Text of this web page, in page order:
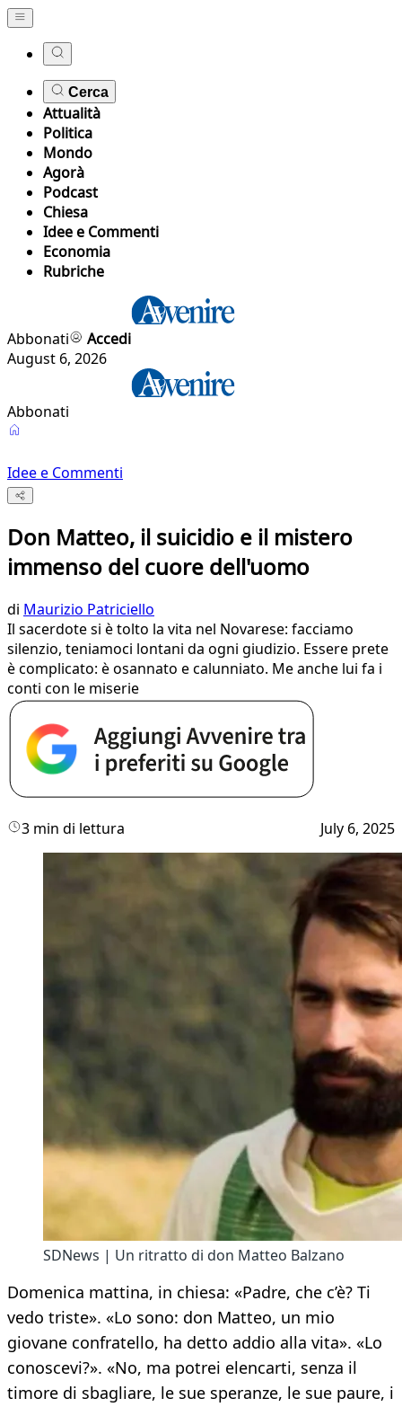
Cerca
Attualità
Politica
Mondo
Agorà
Podcast
Chiesa
Idee e Commenti
Economia
Rubriche
Abbonati
Accedi
August 6, 2026
Abbonati
Idee e Commenti
Don Matteo, il suicidio e il mistero
immenso del cuore dell'uomo
di Maurizio Patriciello
Il sacerdote si è tolto la vita nel Novarese: facciamo
silenzio, teniamoci lontani da ogni giudizio. Essere prete
è complicato: è osannato e calunniato. Me anche lui fa i
conti con le miserie
3 min di lettura July 6, 2025
SDNews | Un ritratto di don Matteo Balzano
Domenica mattina, in chiesa: «Padre, che c’è? Ti
vedo triste». «Lo sono: don Matteo, un mio
giovane confratello, ha detto addio alla vita». «Lo
conoscevi?». «No, ma potrei elencarti, senza il
timore di sbagliare, le sue speranze, le sue paure, i